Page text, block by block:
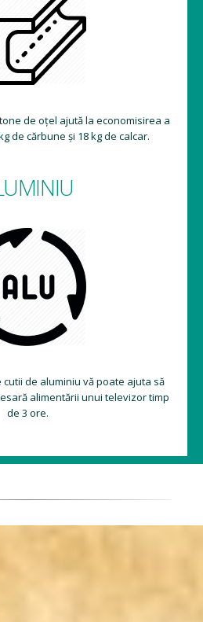
de oțel ajută la economisirea a
de cărbune și 18 kg de calcar.
de aluminiu vă poate ajuta să
alimentării unui televizor timp
de 3 ore.